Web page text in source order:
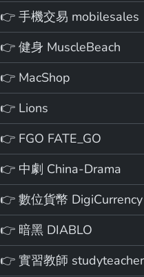
👉 手機交易 mobilesales
👉 健身 MuscleBeach
👉 MacShop
👉 Lions
👉 FGO FATE_GO
👉 中劇 China-Drama
👉 數位貨幣 DigiCurrency
👉 暗黑 DIABLO
👉 實習教師 studyteacher